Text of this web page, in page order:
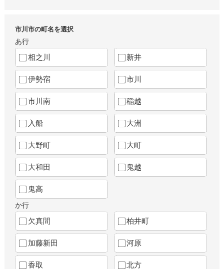
市川市の町名を選択
あ行
相之川 新井
伊勢宿 市川
市川南 稲越
入船 大洲
大野町 大町
大和田 鬼越
鬼高
か行
欠真間 柏井町
加藤新田 河原
香取 北方